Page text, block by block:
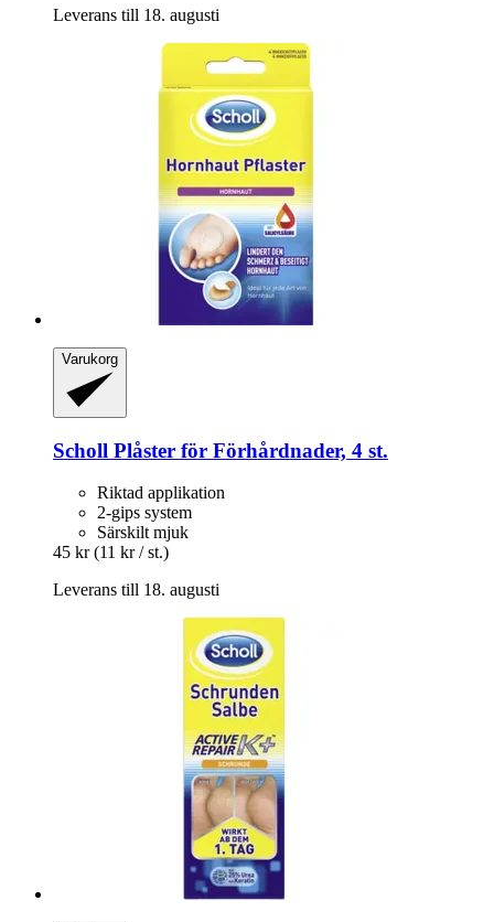
Leverans till 18. augusti
Varukorg
Scholl Plåster för Förhårdnader, 4 st.
Riktad applikation
2-gips system
Särskilt mjuk
45 kr (11 kr / st.)
Leverans till 18. augusti